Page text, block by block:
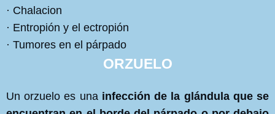
· Chalacion
· Entropión y el ectropión
· Tumores en el párpado
ORZUELO
Un orzuelo es una infección de la glándula que se